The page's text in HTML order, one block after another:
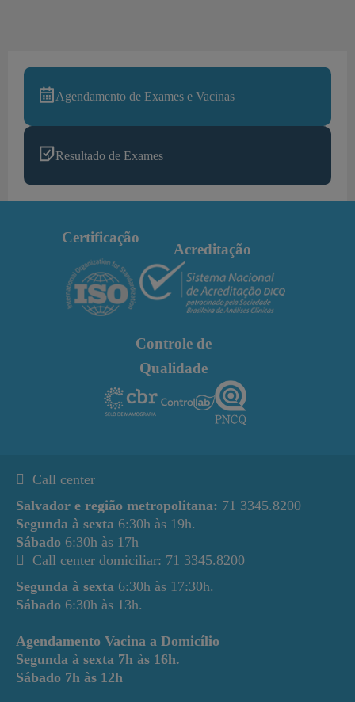
Agendamento de Exames e Vacinas
Resultado de Exames
Certificação
Acreditação
Controle de
Qualidade
Call center
Salvador e região metropolitana: 71 3345.8200
Segunda à sexta 6:30h às 19h.
Sábado 6:30h às 17h
Call center domiciliar: 71 3345.8200
Segunda à sexta 6:30h às 17:30h.
Sábado 6:30h às 13h.
Agendamento Vacina a Domicílio
Segunda à sexta 7h às 16h.
Sábado 7h às 12h